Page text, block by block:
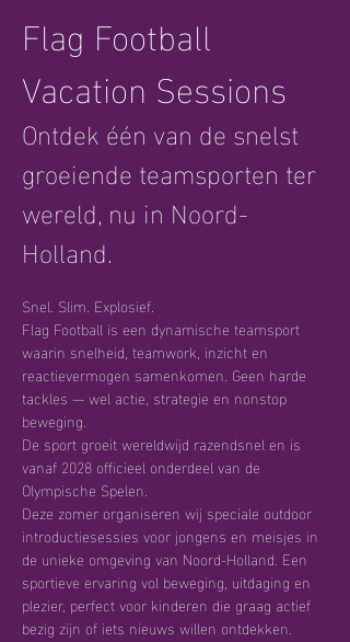
Flag Football
Vacation Sessions
Ontdek één van de snelst
groeiende teamsporten ter
wereld, nu in Noord-
Holland.
Snel. Slim. Explosief.
Flag Football is een dynamische teamsport
waarin snelheid, teamwork, inzicht en
reactievermogen samenkomen. Geen harde
tackles — wel actie, strategie en nonstop
beweging.
De sport groeit wereldwijd razendsnel en is
vanaf 2028 officieel onderdeel van de
Olympische Spelen.
Deze zomer organiseren wij speciale outdoor
introductiesessies voor jongens en meisjes in
de unieke omgeving van Noord-Holland. Een
sportieve ervaring vol beweging, uitdaging en
plezier, perfect voor kinderen die graag actief
bezig zijn of iets nieuws willen ontdekken.